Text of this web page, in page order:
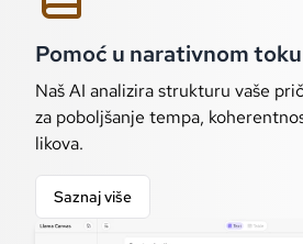
Pomoć u narativnom toku
Naš AI analizira strukturu vaše
za poboljšanje tempa,
likova.
Saznaj više